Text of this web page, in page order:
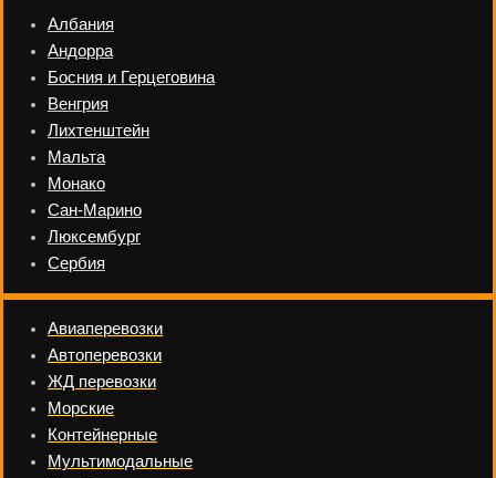
Албания
Андорра
Босния и Герцеговина
Венгрия
Лихтенштейн
Мальта
Монако
Сан-Марино
Люксембург
Сербия
Авиаперевозки
Автоперевозки
ЖД перевозки
Морские
Контейнерные
Мультимодальные